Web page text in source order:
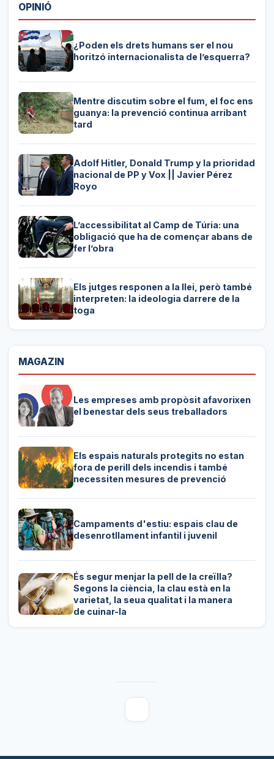
OPINIÓ
¿Poden els drets humans ser el nou
horitzó internacionalista de l’esquerra?
Mentre discutim sobre el fum, el foc ens
guanya: la prevenció continua arribant
tard
Adolf Hitler, Donald Trump y la prioridad
nacional de PP y Vox || Javier Pérez
Royo
L’accessibilitat al Camp de Túria: una
obligació que ha de començar abans de
fer l’obra
Els jutges responen a la llei, però també
interpreten: la ideologia darrere de la
toga
MAGAZIN
Les empreses amb propòsit afavorixen
el benestar dels seus treballadors
Els espais naturals protegits no estan
fora de perill dels incendis i també
necessiten mesures de prevenció
Campaments d'estiu: espais clau de
desenrotllament infantil i juvenil
És segur menjar la pell de la creïlla?
Segons la ciència, la clau està en la
varietat, la seua qualitat i la manera
de cuinar-la